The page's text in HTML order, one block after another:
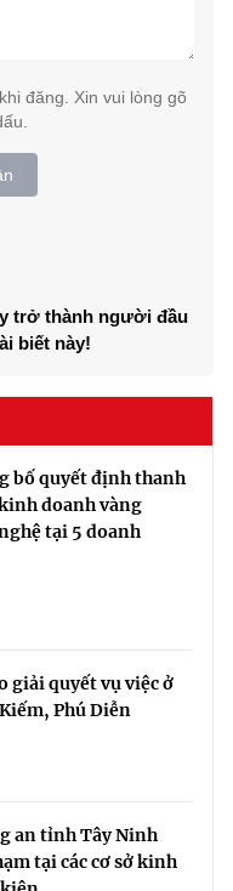
đăng. Xin vui lòng gõ
trở thành người đầu
biết này!
bố quyết định thanh
doanh vàng
tại 5 doanh
giải quyết vụ việc ở
Phú Diễn
an tỉnh Tây Ninh
tại các cơ sở kinh